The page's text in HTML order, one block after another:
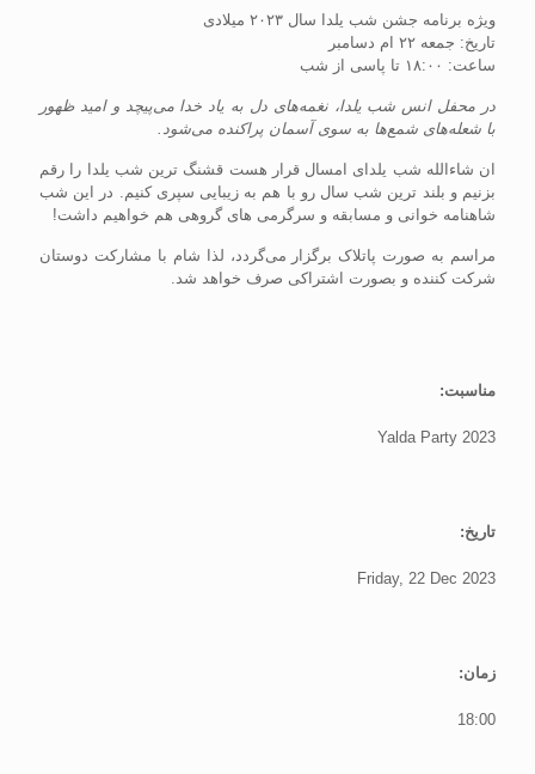
ويژه برنامه جشن شب يلدا سال ۲۰۲۳ ميلادی
تاریخ: جمعه ۲۲ ام دسامبر
ساعت: ۱۸:۰۰ تا پاسی از شب
در محفل انس شب یلدا، نغمه‌های دل به یاد خدا می‌پیچد و امید ظهور
با شعله‌های شمع‌ها به سوی آسمان پراکنده می‌شود.
ان شاءالله شب یلدای امسال قرار هست قشنگ ترین شب یلدا را رقم
بزنیم و بلند ترين شب سال رو با هم به زیبایی سپری کنیم. در این شب
شاهنامه خوانی و مسابقه و سرگرمی های گروهی هم خواهیم داشت!
مراسم به صورت پاتلاک برگزار می‌گردد، لذا شام با مشارکت دوستان
شرکت کننده و بصورت اشتراکی صرف خواهد شد.
مناسبت:
Yalda Party 2023
تاریخ:
Friday, 22 Dec 2023
زمان:
18:00